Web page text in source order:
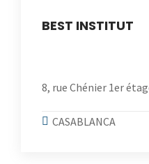
BEST INSTITUT
8, rue Chénier 1er
CASABLANCA